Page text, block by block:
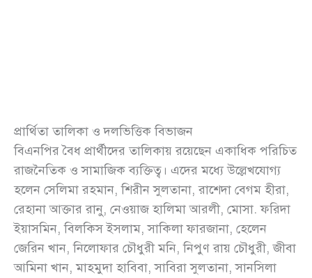
প্রার্থিতা তালিকা ও দলভিত্তিক বিভাজন
বিএনপির বৈধ প্রার্থীদের তালিকায় রয়েছেন একাধিক পরিচিত
রাজনৈতিক ও সামাজিক ব্যক্তিত্ব। এদের মধ্যে উল্লেখযোগ্য
হলেন সেলিমা রহমান, শিরীন সুলতানা, রাশেদা বেগম হীরা,
রেহানা আক্তার রানু, নেওয়াজ হালিমা আরলী, মোসা. ফরিদা
ইয়াসমিন, বিলকিস ইসলাম, সাকিলা ফারজানা, হেলেন
জেরিন খান, নিলোফার চৌধুরী মনি, নিপুণ রায় চৌধুরী, জীবা
আমিনা খান, মাহমুদা হাবিবা, সাবিরা সুলতানা, সানসিলা